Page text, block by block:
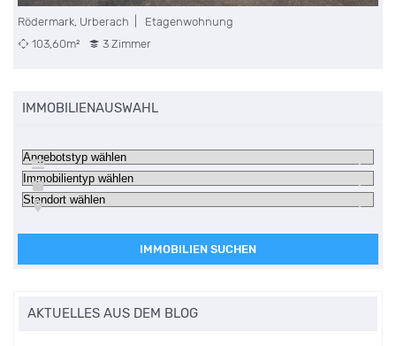
Rödermark, Urberach | Etagenwohnung
103,60m²
3 Zimmer
IMMOBILIENAUSWAHL
IMMOBILIEN SUCHEN
AKTUELLES AUS DEM BLOG